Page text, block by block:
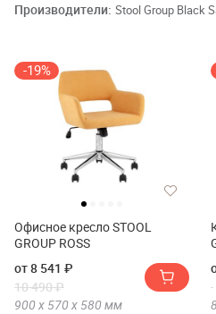
Производители: Stool Group Black
-19%
Офисное кресло STOOL
GROUP ROSS
от 8 541 ₽
10 490 ₽
900 х 570 х 580 мм